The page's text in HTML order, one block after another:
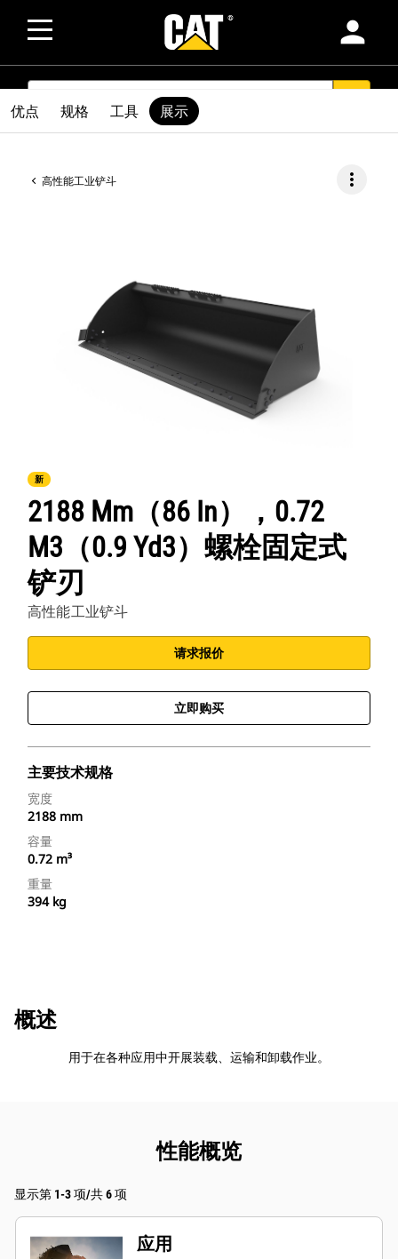
person
SEARCH
高性能工业铲斗 more_vert
新
2188 Mm（86 In），0.72
M3（0.9 Yd3）螺栓固定式
铲刃
高性能工业铲斗
请求报价
立即购买
主要技术规格
宽度
2188 mm
容量
0.72 m³
重量
394 kg
优点 规格 工具 展示
概述
用于在各种应用中开展装载、运输和卸载作业。
性能概览
显示第 1-3 项/共 6 项
应用